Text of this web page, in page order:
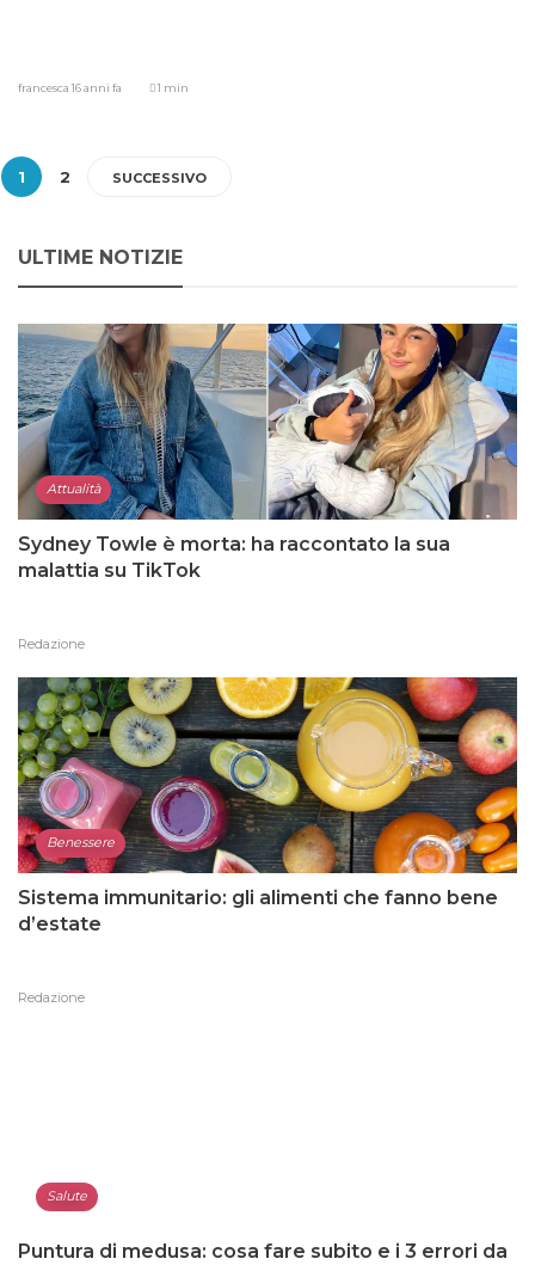
francesca16 anni fa 1 min
1 2 SUCCESSIVO
ULTIME NOTIZIE
Attualità
Sydney Towle è morta: ha raccontato la sua
malattia su TikTok
Redazione
Benessere
Sistema immunitario: gli alimenti che fanno bene
d’estate
Redazione
Salute
Puntura di medusa: cosa fare subito e i 3 errori da